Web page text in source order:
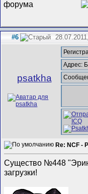
#6
psatkha
Адрес:
Re: NCF -
Существо №448
загрузки!